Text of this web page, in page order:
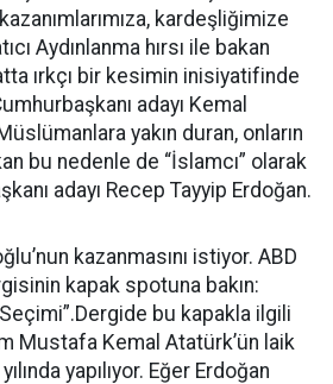
kardeşliğimize
Aydınlanma hırsı ile bakan
ırkçı bir kesimin inisiyatifinde
adayı Kemal
yakın duran, onların
bu nedenle de “İslamcı” olarak
adayı Recep Tayyip Erdoğan.
kazanmasını istiyor. ABD
kapak spotuna bakın:
Seçimi”.Dergide bu kapakla ilgili
Mustafa Kemal Atatürk’ün laik
yapılıyor. Eğer Erdoğan